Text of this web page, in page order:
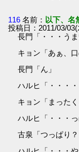
116 名前： 以下、名
投稿日：2011/03/
長門「・・・う
キョン「あぁ、
長門「ん」
ハルヒ「・・・
キョン「まった
ハルヒ「・・・っ
古泉「つっぱり？